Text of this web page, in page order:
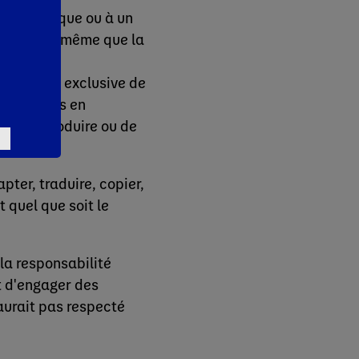
de marque ou à un
©, de même que la
et plus
exclusive de
accords en
reproduire ou de
traduire, copier,
quel que soit le
responsabilité
d'engager des
pas respecté